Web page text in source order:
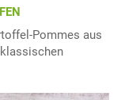
Pommes aus